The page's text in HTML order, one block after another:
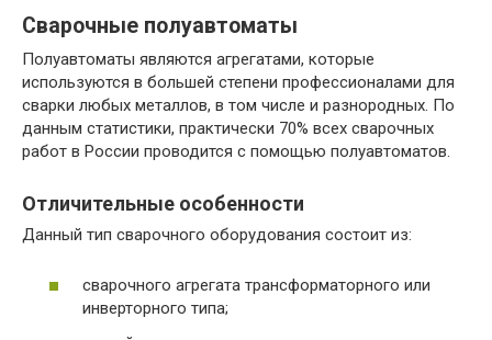
Сварочные полуавтоматы
Полуавтоматы являются агрегатами, которые
используются в большей степени профессионалами для
сварки любых металлов, в том числе и разнородных. По
данным статистики, практически 70% всех сварочных
работ в России проводится с помощью полуавтоматов.
Отличительные особенности
Данный тип сварочного оборудования состоит из:
сварочного агрегата трансформаторного или
инверторного типа;